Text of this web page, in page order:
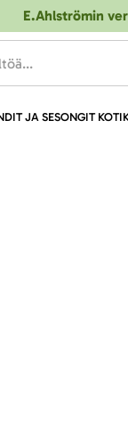
E.Ahlströmin
JA SESONGIT